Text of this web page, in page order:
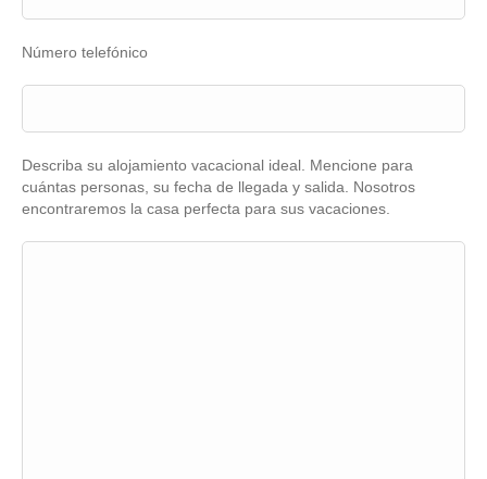
Número telefónico
Describa su alojamiento vacacional ideal. Mencione para
cuántas personas, su fecha de llegada y salida. Nosotros
encontraremos la casa perfecta para sus vacaciones.